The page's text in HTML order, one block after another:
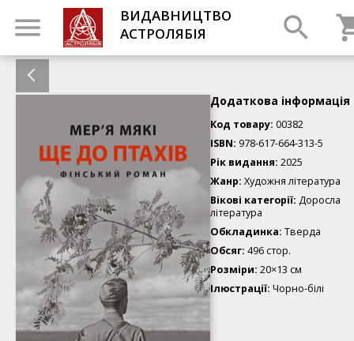
ВИДАВНИЦТВО
АСТРОЛЯБІЯ
Додаткова інформація
Код товару: 00382
ISBN: 978-617-664-313-5
Рік видання: 2025
Жанр: Художня література
Вікові категорії: Доросла
література
Обкладинка: Тверда
Обсяг: 496 стор.
Розміри: 20×13 см
Ілюстрації: Чорно-білі